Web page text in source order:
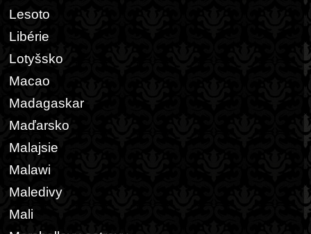
Lesoto
Libérie
Lotyšsko
Macao
Madagaskar
Maďarsko
Malajsie
Malawi
Maledivy
Mali